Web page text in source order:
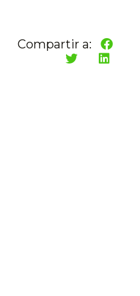
Compartir a: